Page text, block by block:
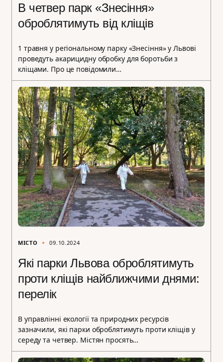
В четвер парк «Знесіння»
оброблятимуть від кліщів
1 травня у регіональному парку «Знесіння» у Львові
проведуть акарицидну обробку для боротьби з
кліщами. Про це повідомили…
МІСТО 09.10.2024
Які парки Львова оброблятимуть
проти кліщів найближчими днями:
перелік
В управлінні екології та природних ресурсів
зазначили, які парки оброблятимуть проти кліщів у
середу та четвер. Містян просять…